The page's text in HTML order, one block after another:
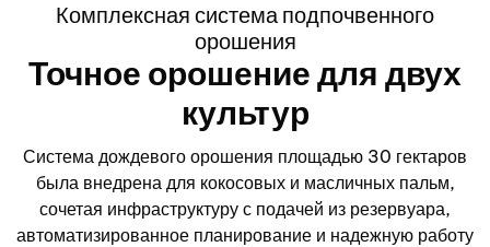
Комплексная система подпочвенного
орошения
Точное орошение для двух
культур
Система дождевого орошения площадью 30 гектаров
была внедрена для кокосовых и масличных пальм,
сочетая инфраструктуру с подачей из резервуара,
автоматизированное планирование и надежную работу